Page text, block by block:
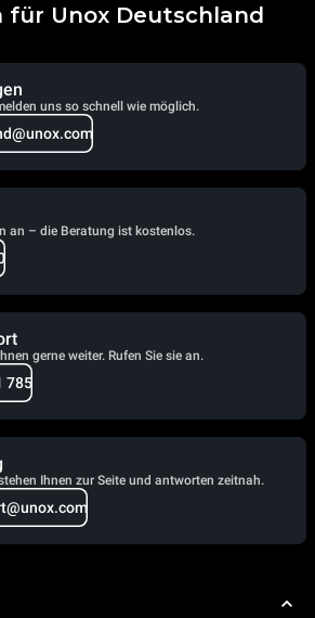
Unox Deutschland
uns so schnell wie möglich.
an – die Beratung ist kostenlos.
gerne weiter. Rufen Sie sie an.
785
Ihnen zur Seite und antworten zeitnah.